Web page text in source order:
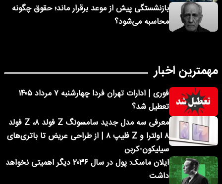
بازنشستگی پیش از موعد برقرار ماند؛ حقوق چگونه
محاسبه می‌شود؟
مهمترین اخبار
فوری | ادارات تهران فردا چهارشنبه ۷ مرداد ۱۴۰۵
تعطیل شد؟
معرفی سه مدل جدید سامسونگ Z فولد ۸، Z فولد
۸ اولترا و Z فلیپ ۸ | از طراحی عریض تا باتری‌های
سیلیکون-کربن
ایلان ماسک: پول در سال ۲۰۳۶ دیگر اهمیتی نخواهد
داشت